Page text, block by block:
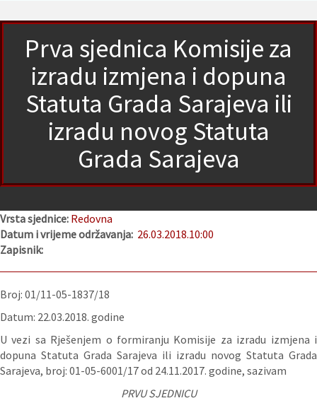
Prva sjednica Komisije za
izradu izmjena i dopuna
Statuta Grada Sarajeva ili
izradu novog Statuta
Grada Sarajeva
Vrsta sjednice: Redovna
Datum i vrijeme održavanja: 26.03.2018.10:00
Zapisnik:
Broj: 01/11-05-1837/18
Datum: 22.03.2018. godine
U vezi sa Rješenjem o formiranju Komisije za izradu izmjena i
dopuna Statuta Grada Sarajeva ili izradu novog Statuta Grada
Sarajeva, broj: 01-05-6001/17 od 24.11.2017. godine, sazivam
PRVU SJEDNICU